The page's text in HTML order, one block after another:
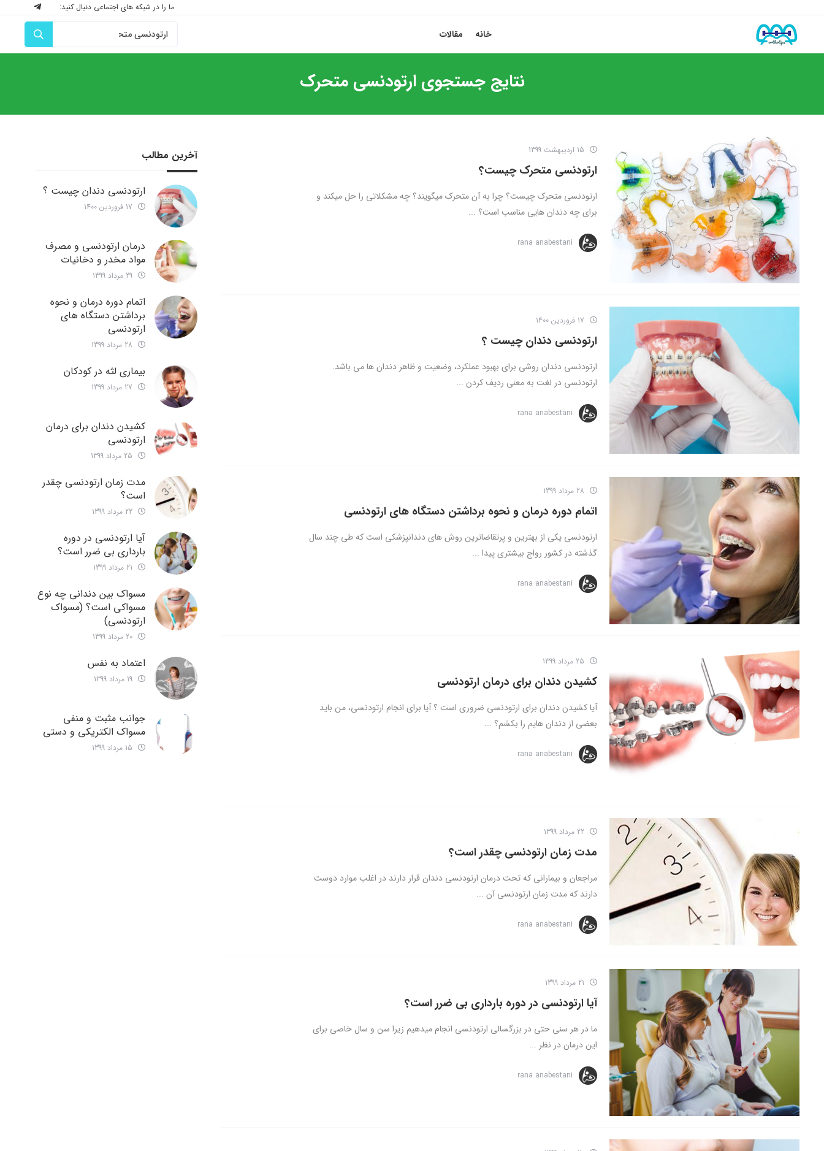
ما را در شبکه های اجتماعی دنبال کنید:
خانه مقالات
نتایج جستجویارتودنسی متحرک
ارتودنسی متحرک چیست؟
ارتودنسی متحرک چیست؟ چرا به آن متحرک میگویند؟ چه مشکلاتی را حل میکند و
برای چه دندان هایی مناسب است؟ ...
rana anabestani
ارتودنسی دندان چیست ؟
ارتودنسی دندان روشی برای بهبود عملکرد، وضعیت و ظاهر دندان ها می باشد.
ارتودنسی در لغت به معنی ردیف کردن ...
rana anabestani
اتمام دوره درمان و نحوه برداشتن دستگاه های ارتودنسی
ارتودنسی یکی از بهترین و پرتقاضاترین روش های دندانپزشکی است که طی چند سال
گذشته در کشور رواج بیشتری پیدا ...
rana anabestani
کشیدن دندان برای درمان ارتودنسی
آیا کشیدن دندان برای ارتودنسی ضروری است ؟ آیا برای انجام ارتودنسی، من باید
بعضی از دندان هایم را بکشم؟ ...
rana anabestani
مدت زمان ارتودنسی چقدر است؟
مراجعان و بیمارانی که تحت درمان ارتودنسی دندان قرار دارند در اغلب موارد دوست
دارند که مدت زمان ارتودنسی آن ...
rana anabestani
آیا ارتودنسی در دوره بارداری بی ضرر است؟
ما در هر سنی حتی در بزرگسالی ارتودنسی انجام میدهیم زیرا سن و سال خاصی برای
این درمان در نظر ...
rana anabestani
آخرین مطالب
ارتودنسی دندان چیست ؟
درمان ارتودنسی و مصرف
مواد مخدر و دخانیات
اتمام دوره درمان و نحوه
برداشتن دستگاه های
ارتودنسی
بیماری لثه در کودکان
کشیدن دندان برای درمان
ارتودنسی
مدت زمان ارتودنسی چقدر
است؟
آیا ارتودنسی در دوره
بارداری بی ضرر است؟
مسواک بین دندانی چه نوع
مسواکی است؟ (مسواک
ارتودنسی)
اعتماد به نفس
جوانب مثبت و منفی
مسواک الکتریکی و دستی